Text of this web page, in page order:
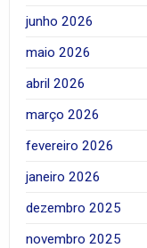
junho 2026
maio 2026
abril 2026
março 2026
fevereiro 2026
janeiro 2026
dezembro 2025
novembro 2025